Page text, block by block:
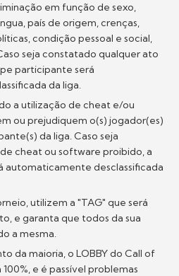
em função de sexo,
país de origem, crenças,
condição pessoal e social,
seja constatado qualquer ato
participante será
da liga.
a utilização de cheat e/ou
ou prejudiquem o(s) jogador(es)
da liga. Caso seja
cheat ou software proibido, a
automaticamente desclassificada
utilizem a "TAG" que será
e garanta que todos da sua
a mesma.
da maioria, o LOBBY do Call of
e é passível problemas